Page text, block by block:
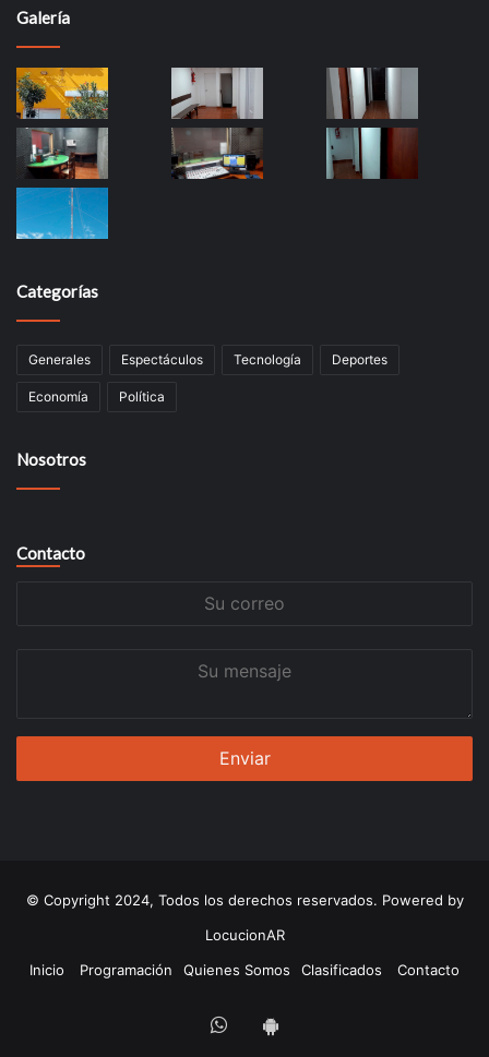
Galería
Categorías
Generales Espectáculos Tecnología Deportes
Economía Política
Nosotros
Contacto
© Copyright 2024, Todos los derechos reservados. Powered by
LocucionAR
Inicio
Programación Quienes Somos Clasificados Contacto
Whatsapp